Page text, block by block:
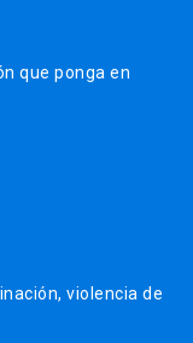
que ponga en
violencia de